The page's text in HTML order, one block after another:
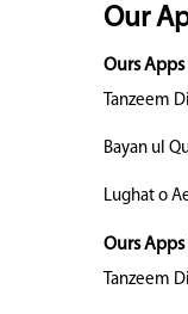
Our
Ours
Tanzeem
Bayan ul
Lughat o
Ours
Tanzeem